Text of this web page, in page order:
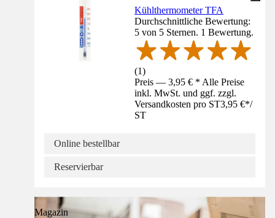
Kühlthermometer TFA
Durchschnittliche Bewertung:
5 von 5 Sternen. 1 Bewertung.
(1)
Preis — 3,95 € * Alle Preise
inkl. MwSt. und ggf. zzgl.
Versandkosten pro ST3,95 €*/
ST
Online bestellbar
Reservierbar
Magazin